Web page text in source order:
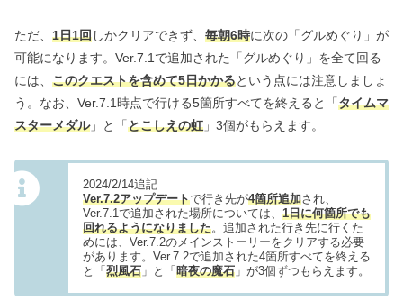
ただ、 1日1回しかクリアできず、 毎朝6時に次の「グルめぐり」が
可能になります。Ver.7.1で追加された「グルめぐり」を全て回る
には、 このクエストを含めて5日かかるという点には注意しましょ
う。なお、Ver.7.1時点で行ける5箇所すべてを終えると「タイムマ
スターメダル」と「とこしえの虹 」3個がもらえます。
2024/2/14追記
Ver.7.2アップデートで行き先が4箇所追加され、
Ver.7.1で追加された場所については、 1日に何箇所でも
回れるようになりました。追加された行き先に行くた
めには、Ver.7.2のメインストーリーをクリアする必要
があります。Ver.7.2で追加された4箇所すべてを終える
と「 烈風石 」と「 暗夜の魔石 」が3個ずつもらえます。